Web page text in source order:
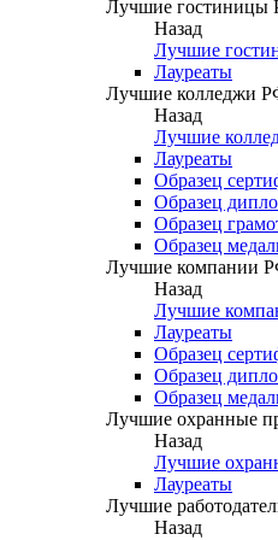
Лучшие гостиницы
Назад
Лучшие
Лауреаты
Лучшие колледжи
Назад
Лучшие
Лауреаты
Образец
Образец
Образец
Образец
Лучшие компании
Назад
Лучшие
Лауреаты
Образец
Образец
Образец
Лучшие охранные
Назад
Лучшие
Лауреаты
Лучшие
Назад